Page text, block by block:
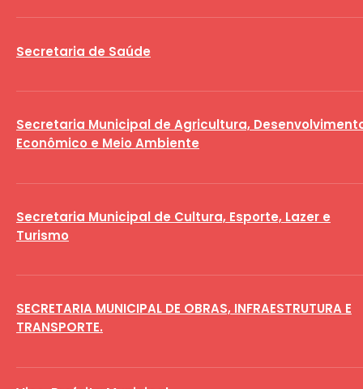
Secretaria de Saúde
Secretaria Municipal de Agricultura,
Econômico e Meio Ambiente
Secretaria Municipal de Cultura, Esporte, Lazer e
Turismo
SECRETARIA MUNICIPAL DE OBRAS, INFRAESTRUTURA E
TRANSPORTE.